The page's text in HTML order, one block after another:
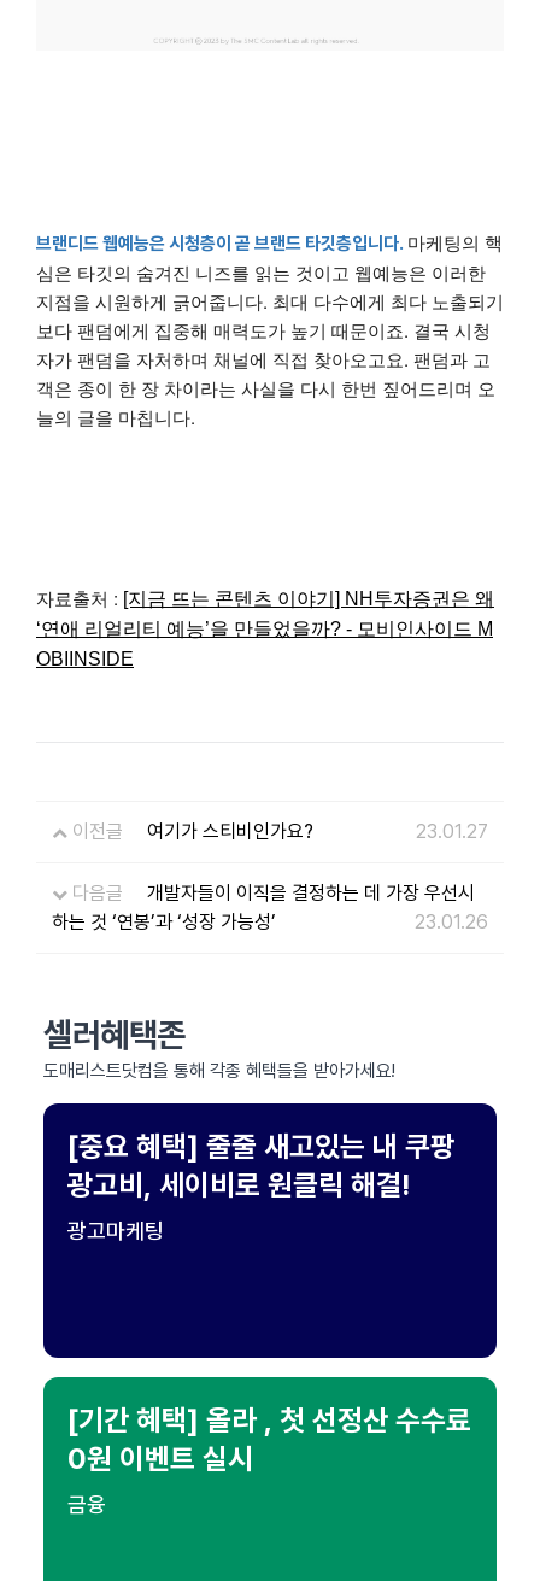
브랜디드 웹예능은 시청층이 곧 브랜드 타깃층입니다. 마케팅의 핵
심은 타깃의 숨겨진 니즈를 읽는 것이고 웹예능은 이러한
지점을 시원하게 긁어줍니다. 최대 다수에게 최다 노출되기
보다 팬덤에게 집중해 매력도가 높기 때문이죠. 결국 시청
자가 팬덤을 자처하며 채널에 직접 찾아오고요. 팬덤과 고
객은 종이 한 장 차이라는 사실을 다시 한번 짚어드리며 오
늘의 글을 마칩니다.
자료출처 : [지금 뜨는 콘텐츠 이야기] NH투자증권은 왜
‘연애 리얼리티 예능’을 만들었을까? - 모비인사이드 M
OBIINSIDE
이전글 여기가 스티비인가요? 23.01.27
다음글
개발자들이 이직을 결정하는 데 가장 우선시
하는 것 ‘연봉’과 ‘성장 가능성’
23.01.26
셀러혜택존
도매리스트닷컴을 통해 각종 혜택들을 받아가세요!
[중요 혜택] 줄줄 새고있는 내 쿠팡
광고비, 세이비로 원클릭 해결!
광고마케팅
[기간 혜택] 올라 , 첫 선정산 수수료
0원 이벤트 실시
금융